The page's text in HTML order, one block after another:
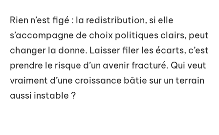
Rien n’est figé : la redistribution, si elle
s’accompagne de choix politiques clairs, peut
changer la donne. Laisser filer les écarts, c’est
prendre le risque d’un avenir fracturé. Qui veut
vraiment d’une croissance bâtie sur un terrain
aussi instable ?